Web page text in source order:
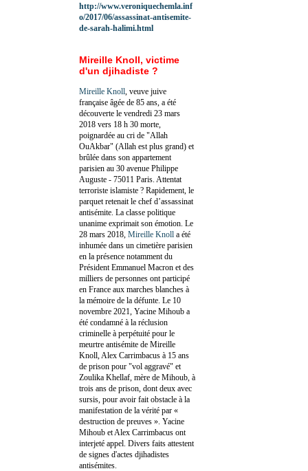
http://www.veroniquechemla.inf
o/2017/06/assassinat-antisemite-
de-sarah-halimi.html
Mireille Knoll, victime
d'un djihadiste ?
Mireille Knoll , veuve juive
française âgée de 85 ans, a été
découverte le vendredi 23 mars
2018 vers 18 h 30 morte,
poignardée au cri de "Allah
OuAkbar" (Allah est plus grand) et
brûlée dans son appartement
parisien au 30 avenue Philippe
Auguste - 75011 Paris. Attentat
terroriste islamiste ? Rapidement, le
parquet retenait le chef d’assassinat
antisémite. La classe politique
unanime exprimait son émotion. Le
28 mars 2018, Mireille Knoll a été
inhumée dans un cimetière parisien
en la présence notamment du
Président Emmanuel Macron et des
milliers de personnes ont participé
en France aux marches blanches à
la mémoire de la défunte. Le 10
novembre 2021, Yacine Mihoub a
été condamné à la réclusion
criminelle à perpétuité pour le
meurtre antisémite de Mireille
Knoll, Alex Carrimbacus à 15 ans
de prison pour "vol aggravé" et
Zoulika Khellaf, mère de Mihoub, à
trois ans de prison, dont deux avec
sursis, pour avoir fait obstacle à la
manifestation de la vérité par «
destruction de preuves ». Yacine
Mihoub et Alex Carrimbacus ont
interjeté appel. Divers faits attestent
de signes d'actes djihadistes
antisémites.